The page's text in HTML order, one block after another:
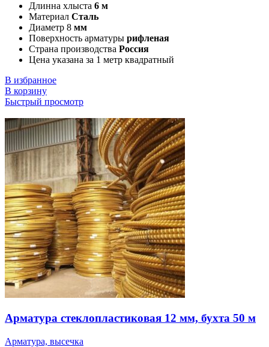
Длинна хлыста 6 м
Материал Сталь
Диаметр 8 мм
Поверхность арматуры рифленая
Страна производства Россия
Цена указана за 1 метр квадратный
В избранное
В корзину
Быстрый просмотр
Арматура стеклопластиковая 12 мм, бухта 50 м
Арматура, высечка